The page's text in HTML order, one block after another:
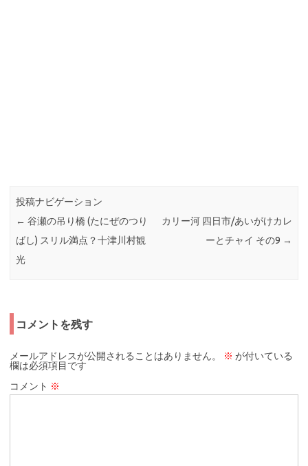
投稿ナビゲーション
← 谷瀬の吊り橋 (たにぜのつり
ばし) スリル満点？十津川村観
光
カリー河 四日市/あいがけカレ
ーとチャイ その9 →
コメントを残す
メールアドレスが公開されることはありません。 ※ が付いている
欄は必須項目です
コメント ※